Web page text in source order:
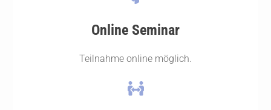
Online Seminar
Teilnahme online möglich.